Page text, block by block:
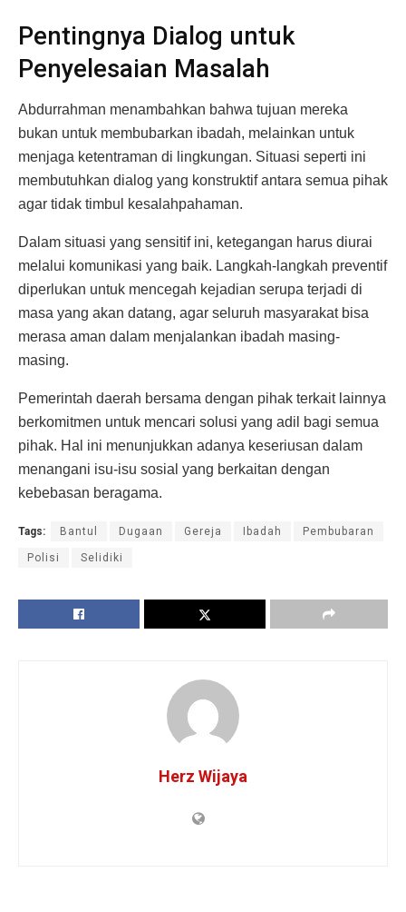
Pentingnya Dialog untuk
Penyelesaian Masalah
Abdurrahman menambahkan bahwa tujuan mereka
bukan untuk membubarkan ibadah, melainkan untuk
menjaga ketentraman di lingkungan. Situasi seperti ini
membutuhkan dialog yang konstruktif antara semua pihak
agar tidak timbul kesalahpahaman.
Dalam situasi yang sensitif ini, ketegangan harus diurai
melalui komunikasi yang baik. Langkah-langkah preventif
diperlukan untuk mencegah kejadian serupa terjadi di
masa yang akan datang, agar seluruh masyarakat bisa
merasa aman dalam menjalankan ibadah masing-
masing.
Pemerintah daerah bersama dengan pihak terkait lainnya
berkomitmen untuk mencari solusi yang adil bagi semua
pihak. Hal ini menunjukkan adanya keseriusan dalam
menangani isu-isu sosial yang berkaitan dengan
kebebasan beragama.
Tags: Bantul Dugaan Gereja Ibadah Pembubaran
Polisi Selidiki
Herz Wijaya